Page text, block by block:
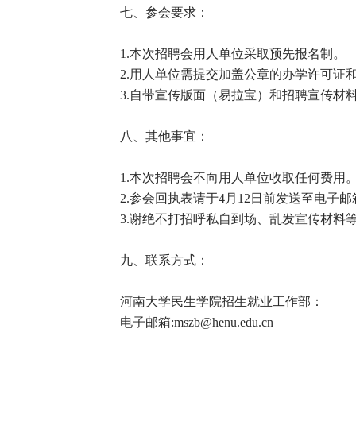
七、参会要求：
1.本次招聘会用人单位采取预先报名制。
2.用人单位需提交加盖公章的办学许可证
3.自带宣传版面（易拉宝）和招聘宣传材
八、其他事宜：
1.本次招聘会不向用人单位收取任何费用
2.参会回执表请于4月12日前发送至电子邮
3.谢绝不打招呼私自到场、乱发宣传材料
九、联系方式：
河南大学民生学院招生就业工作部：
电子邮箱:mszb@henu.edu.cn